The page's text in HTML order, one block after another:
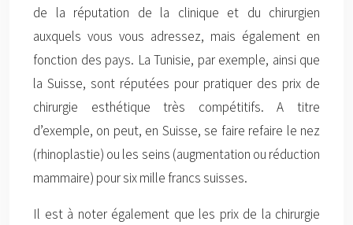
de la réputation de la clinique et du chirurgien
auxquels vous vous adressez, mais également en
fonction des pays. La Tunisie, par exemple, ainsi que
la Suisse, sont réputées pour pratiquer des prix de
chirurgie esthétique très compétitifs. A titre
d’exemple, on peut, en Suisse, se faire refaire le nez
(rhinoplastie) ou les seins (augmentation ou réduction
mammaire) pour six mille francs suisses.
Il est à noter également que les prix de la chirurgie